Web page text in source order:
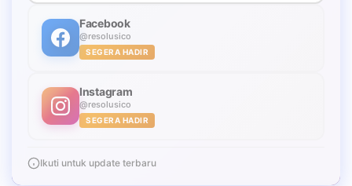
Facebook
@resolusico
SEGERA HADIR
Instagram
@resolusico
SEGERA HADIR
Ikuti untuk update terbaru